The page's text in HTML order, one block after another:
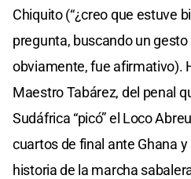
Chiquito (“¿creo que estuve
pregunta, buscando un
obviamente, fue afirmativo).
Maestro Tabárez, del penal
Sudáfrica “picó” el Loco
cuartos de final ante Ghana
historia de la marcha